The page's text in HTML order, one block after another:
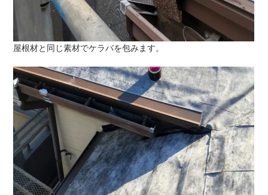
屋根材と同じ素材でケラバを包みます。